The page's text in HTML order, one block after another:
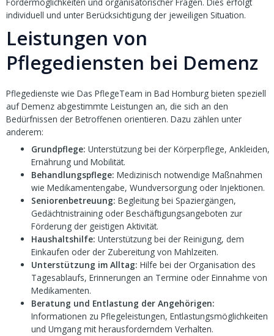
Fördermöglichkeiten und organisatorischer Fragen. Dies erfolgt
individuell und unter Berücksichtigung der jeweiligen Situation.
Leistungen von
Pflegediensten bei Demenz
Pflegedienste wie Das PflegeTeam in Bad Homburg bieten speziell
auf Demenz abgestimmte Leistungen an, die sich an den
Bedürfnissen der Betroffenen orientieren. Dazu zählen unter
anderem:
Grundpflege: Unterstützung bei der Körperpflege, Ankleiden,
Ernährung und Mobilität.
Behandlungspflege: Medizinisch notwendige Maßnahmen
wie Medikamentengabe, Wundversorgung oder Injektionen.
Seniorenbetreuung: Begleitung bei Spaziergängen,
Gedächtnistraining oder Beschäftigungsangeboten zur
Förderung der geistigen Aktivität.
Haushaltshilfe: Unterstützung bei der Reinigung, dem
Einkaufen oder der Zubereitung von Mahlzeiten.
Unterstützung im Alltag: Hilfe bei der Organisation des
Tagesablaufs, Erinnerungen an Termine oder Einnahme von
Medikamenten.
Beratung und Entlastung der Angehörigen:
Informationen zu Pflegeleistungen, Entlastungsmöglichkeiten
und Umgang mit herausforderndem Verhalten.